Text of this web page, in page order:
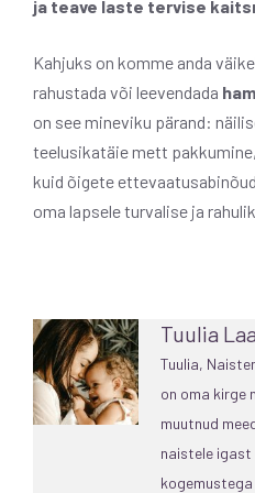
ja teave laste tervise
Kahjuks on komme anda
rahustada või leevendada
on see mineviku pärand:
teelusikatäie mett
kuid õigete
oma lapsele turvalise ja
Tuulia
Tuulia,
on oma kirge
muutnud
naistele igast